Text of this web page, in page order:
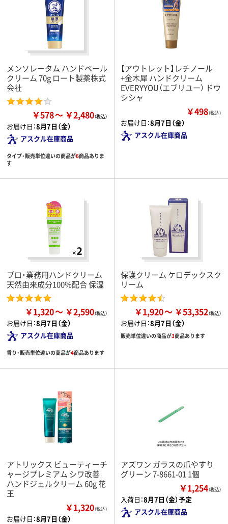
メンソレータム ハンドベール
クリーム 70g ロート製薬株式
会社
￥578 ￥2,480
お届け日：8月7日（金）
アスクル在庫商品
タイプ・販売単位違いの商品が6商品ありま
す
【アウトレット】レチノール
+金木犀 ハンドクリーム
EVERYYOU（エブリユー） ドウ
シシャ
￥498（税込）
お届け日：8月7日（金）
アスクル在庫商品
プロ・業務用ハンドクリーム
天然由来成分100%配合 保湿
￥1,320 ￥2,590
お届け日：8月7日（金）
アスクル在庫商品
香り・販売単位違いの商品が4商品あります
保護クリーム ケロデックスク
リーム
￥1,920 ￥53,352
お届け日：8月7日（金）
販売単位違いの商品が3商品あります
アトリックス ビューティーチ
ャージプレミアム シワ改善
ハンドジェルクリーム 60g 花
王
￥1,320（税込）
お届け日：8月7日（金）
アズワン ガラスの爪やすり
グリーン 7-8661-01 1個
￥1,254（税込）
入荷日：8月7日（金）予定
アスクル在庫商品